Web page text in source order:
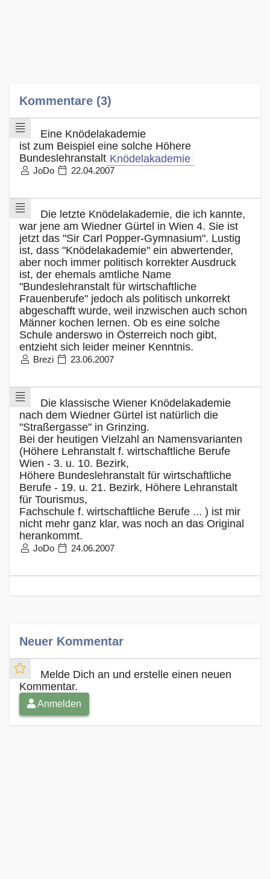
Kommentare (3)
Eine Knödelakademie
ist zum Beispiel eine solche Höhere
Bundeslehranstalt Knödelakademie
JoDo 22.04.2007
Die letzte Knödelakademie, die ich kannte,
war jene am Wiedner Gürtel in Wien 4. Sie ist
jetzt das "Sir Carl Popper-Gymnasium". Lustig
ist, dass "Knödelakademie" ein abwertender,
aber noch immer politisch korrekter Ausdruck
ist, der ehemals amtliche Name
"Bundeslehranstalt für wirtschaftliche
Frauenberufe" jedoch als politisch unkorrekt
abgeschafft wurde, weil inzwischen auch schon
Männer kochen lernen. Ob es eine solche
Schule anderswo in Österreich noch gibt,
entzieht sich leider meiner Kenntnis.
Brezi 23.06.2007
Die klassische Wiener Knödelakademie
nach dem Wiedner Gürtel ist natürlich die
"Straßergasse" in Grinzing.
Bei der heutigen Vielzahl an Namensvarianten
(Höhere Lehranstalt f. wirtschaftliche Berufe
Wien - 3. u. 10. Bezirk,
Höhere Bundeslehranstalt für wirtschaftliche
Berufe - 19. u. 21. Bezirk, Höhere Lehranstalt
für Tourismus,
Fachschule f. wirtschaftliche Berufe ... ) ist mir
nicht mehr ganz klar, was noch an das Original
herankommt.
JoDo 24.06.2007
Neuer Kommentar
Melde Dich an und erstelle einen neuen
Kommentar.
Anmelden